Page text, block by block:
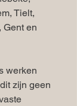
Tielt,
Gent en
werken
zijn geen